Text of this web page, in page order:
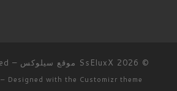
© 2026 SsEluxX موقع سيلوكس – All rights reserved
– Designed with the Customizr theme